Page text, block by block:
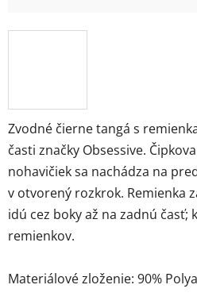
Zvodné čierne tangá s
časti značky Obsessive.
nohavičiek sa nachádza na
v otvorený rozkrok. Remienka
idú cez boky až na zadnú časť;
remienkov.
Materiálové zloženie: 90%